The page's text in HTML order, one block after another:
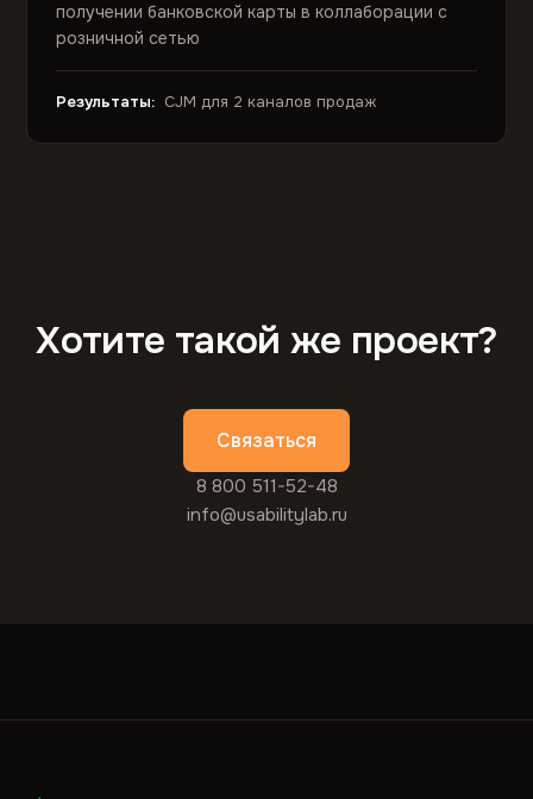
получении банковской карты в коллаборации с
розничной сетью
Результаты: CJM для 2 каналов продаж
Хотите такой же проект?
Связаться
8 800 511-52-48
info@usabilitylab.ru